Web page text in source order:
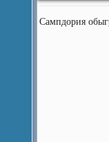
Сампдория